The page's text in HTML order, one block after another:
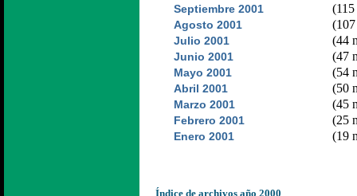
Septiembre 2001
Agosto 2001
Julio 2001 (44
Junio 2001 (47
Mayo 2001 (54
Abril 2001 (50
Marzo 2001 (45
Febrero 2001 (25
Enero 2001 (19
Índice de archivos año 2000